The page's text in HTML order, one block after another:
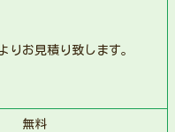
りお見積り致します。
無料